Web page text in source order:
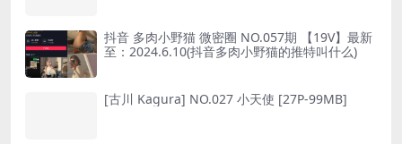
抖音 多肉小野猫 微密圈 NO.057期 【19V】最新
至：2024.6.10(抖音多肉小野猫的推特叫什么)
[古川 Kagura] NO.027 小天使 [27P-99MB]